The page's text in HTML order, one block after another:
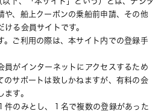
や、船上クーポンの乗船前申請、その他
る会員サイトです。
。ご利用の際は、本サイト内での登録手
員がインターネットにアクセスするため
のサポートは致しかねますが、有料の会
す。
件のみとし、１名で複数の登録があった